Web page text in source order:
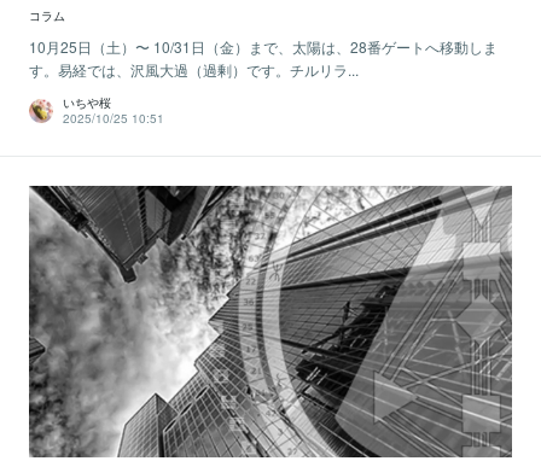
コラム
10月25日（土）〜 10/31日（金）まで、太陽は、28番ゲートへ移動しま
す。易経では、沢風大過（過剰）です。チルリラ...
いちや桜
2025/10/25 10:51